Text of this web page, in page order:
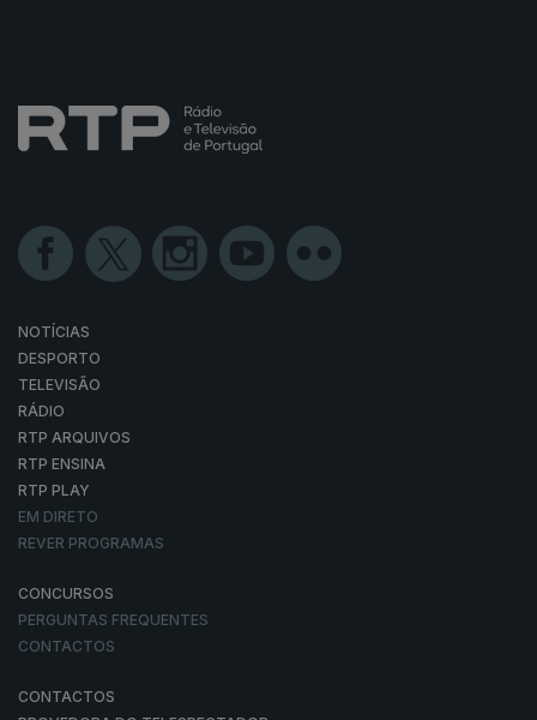
NOTÍCIAS
DESPORTO
TELEVISÃO
RÁDIO
RTP ARQUIVOS
RTP ENSINA
RTP PLAY
EM DIRETO
REVER PROGRAMAS
CONCURSOS
PERGUNTAS FREQUENTES
CONTACTOS
CONTACTOS